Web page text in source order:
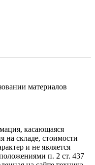
материалов
касающаяся
на складе, стоимости
и не является
п. 2 ст. 437